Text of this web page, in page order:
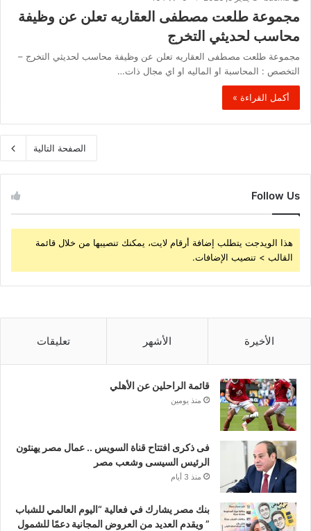
مجموعة طلعت مصطفى العقاريه تعلن عن وظيفة
محاسب لحديثي التخرج
مجموعة طلعت مصطفى العقاريه تعلن عن وظيفة محاسب لحديثي التخرج –
التخصص : المحاسبة او الماليه او اي مجال ذات…
أكمل القراءة »
الصفحة التالية
Follow Us
هذا الويدجت يتطلب إضافة أرقام لايت، يمكنك تنصيبها من خلال قائمة
القالب > تنصيب الإضافات.
الأخيرة الأشهر تعليقات
قائمة الراحلين عن الأهلي
منذ يومين
فى ذكرى افتتاح قناة السويس .. عمال مصر يهنئون
الرئيس السيسى وشعب مصر
منذ 3 أيام
بنك مصر يشارك في فعالية “اليوم العالمي للشباب
” ويقدم العديد من العروض المجانية دعمًا للشمول